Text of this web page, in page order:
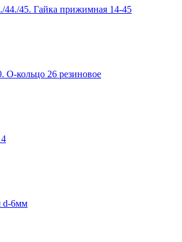
44./45. Гайка прижимная 14-45
О-кольцо 26 резиновое
d-6мм